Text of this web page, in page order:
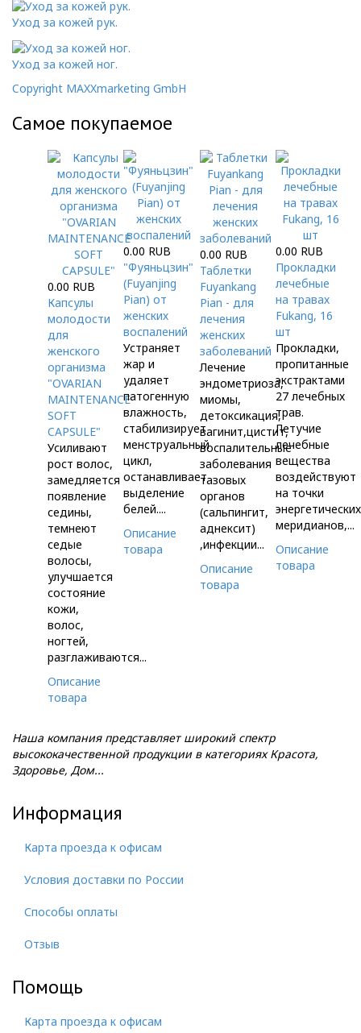
Уход за кожей рук.
Уход за кожей ног.
Copyright MAXXmarketing GmbH
Самое покупаемое
0.00 RUB
Капсулы
молодости
для
женского
организма
"OVARIAN
MAINTENANCE
SOFT
CAPSULE"
Усиливают
рост волос,
замедляется
появление
седины,
темнеют
седые
волосы,
улучшается
состояние
кожи,
волос,
ногтей,
разглаживаются...
Описание
товара
0.00 RUB
"Фуяньцзин"
(Fuyanjing
Pian) от
женских
воспалений
Устраняет
жар и
удаляет
патогенную
влажность,
стабилизирует
менструальный
цикл,
останавливает
выделение
белей....
Описание
товара
0.00 RUB
Таблетки
Fuyankang
Pian - для
лечения
женских
заболеваний
Лечение
эндометриоза,
миомы,
детоксикация,
вагинит,цистит,
воспалительные
заболевания
тазовых
органов
(сальпингит,
аднексит)
,инфекции...
Описание
товара
0.00 RUB
Прокладки
лечебные
на травах
Fukang, 16
шт
Прокладки,
пропитанные
экстрактами
27 лечебных
трав.
Летучие
лечебные
вещества
воздействуют
на точки
энергетических
меридианов,...
Описание
товара
Наша компания представляет широкий спектр
высококачественной продукции в категориях Красота,
Здоровье, Дом...
Информация
Карта проезда к офисам
Условия доставки по России
Способы оплаты
Отзыв
Помощь
Карта проезда к офисам